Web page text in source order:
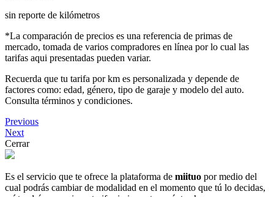
sin reporte de kilómetros
*La comparación de precios es una referencia de primas de
mercado, tomada de varios compradores en línea por lo cual las
tarifas aqui presentadas pueden variar.
Recuerda que tu tarifa por km es personalizada y depende de
factores como: edad, género, tipo de garaje y modelo del auto.
Consulta términos y condiciones.
Previous
Next
Cerrar
Es el servicio que te ofrece la plataforma de miituo por medio del
cual podrás cambiar de modalidad en el momento que tú lo decidas,